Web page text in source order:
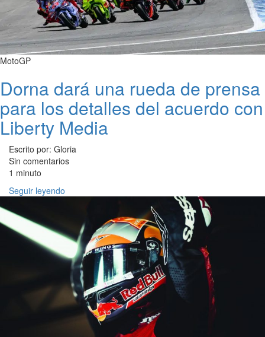
MotoGP
Dorna dará una rueda de prensa
para los detalles del acuerdo con
Liberty Media
Escrito por: Gloria
Sin comentarios
1 minuto
Seguir leyendo